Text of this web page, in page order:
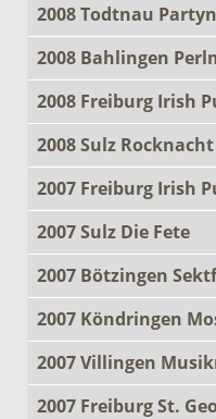
2008 Todtnau
2008 Bahlingen
2008 Freiburg Irish
2008 Sulz Rocknacht
2007 Freiburg Irish
2007 Sulz Die Fete
2007 Bötzingen
2007 Köndringen
2007 Villingen
2007 Freiburg St.